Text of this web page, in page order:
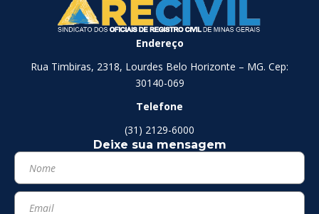
Endereço
Rua Timbiras, 2318, Lourdes Belo Horizonte – MG. Cep:
30140-069
Telefone
(31) 2129-6000
Deixe sua mensagem